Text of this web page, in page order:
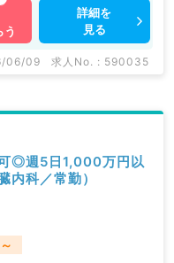
詳細を
見る
06/09 求人No. : 590035
可◎週5日1,000万円以
科／常勤）